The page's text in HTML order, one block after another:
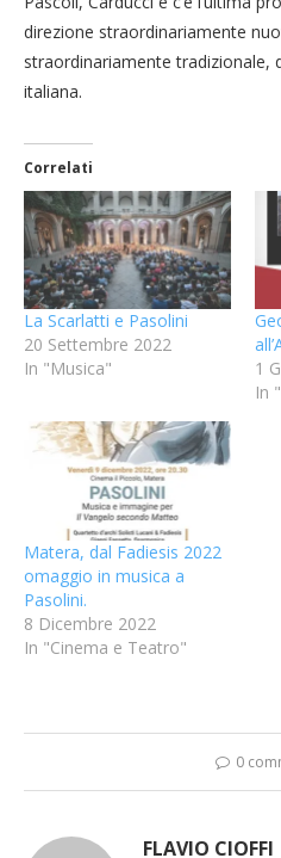
direzione straordinariamente
straordinariamente tradizionale,
italiana.
Correlati
La Scarlatti e Pasolini
20 Settembre 2022
In "Musica"
1
In
Matera, dal Fadiesis 2022
omaggio in musica a
Pasolini.
8 Dicembre 2022
In "Cinema e Teatro"
0
FLAVIO CIOFFI